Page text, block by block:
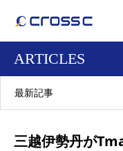
ARTICLES
最新記事
三越伊勢丹が